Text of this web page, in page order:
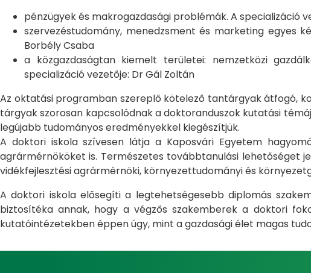
pénzügyek és makrogazdasági problémák. A specializáció
szervezéstudomány, menedzsment és marketing egyes
Borbély Csaba
a közgazdaságtan kiemelt területei: nemzetközi
specializáció vezetője: Dr Gál Zoltán
Az oktatási programban szereplő kötelező tantárgyak átfogó,
tárgyak szorosan kapcsolódnak a doktoranduszok kutatási
legújabb tudományos eredményekkel kiegészítjük.
A doktori iskola szívesen látja a Kaposvári Egyetem
agrármérnököket is. Természetes továbbtanulási lehetőséget
vidékfejlesztési agrármérnöki, környezettudományi és
A doktori iskola elősegíti a legtehetségesebb diplomás
biztosítéka annak, hogy a végzős szakemberek a doktori
kutatóintézetekben éppen úgy, mint a gazdasági élet magas